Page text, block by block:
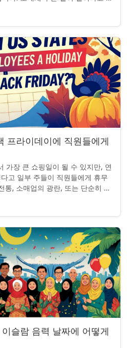
프라이데이에 직원들에게
가장 큰 쇼핑일이 될 수 있지만, 연
고 일부 주들이 직원들에게 휴무
통, 소매업의 광란, 또는 단순히 추
...
슬람 음력 날짜에 어떻게